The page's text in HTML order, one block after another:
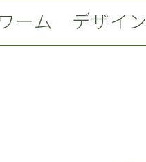
ーム デザイン